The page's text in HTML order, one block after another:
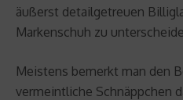
äußerst detailgetreuen
Markenschuh zu
Meistens bemerkt man den
vermeintliche Schnäppchen